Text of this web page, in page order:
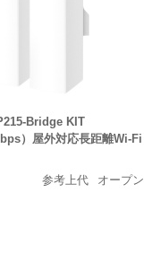
Bridge KIT
）屋外対応長距離Wi-Fi
参考上代
オープン